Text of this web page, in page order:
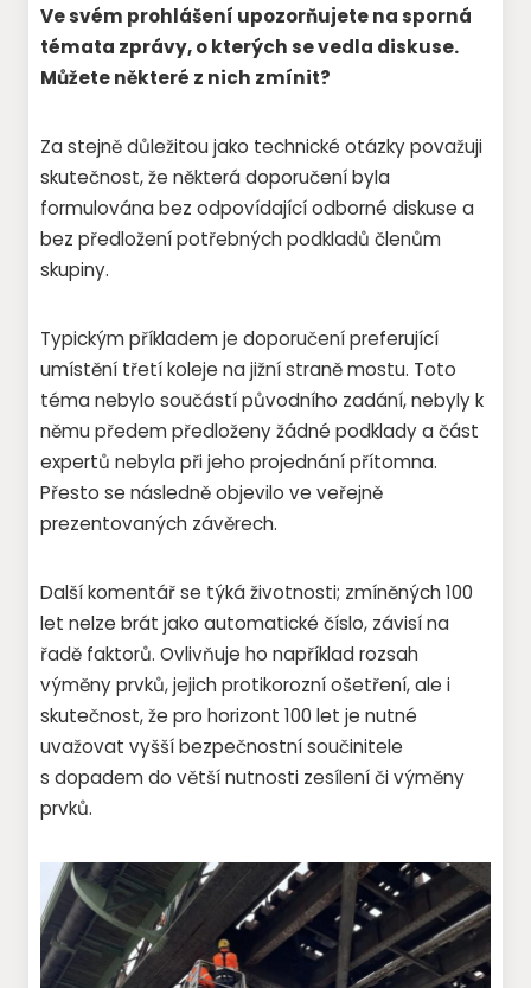
Ve svém prohlášení upozorňujete na sporná
témata zprávy, o kterých se vedla diskuse.
Můžete některé z nich zmínit?
Za stejně důležitou jako technické otázky považuji
skutečnost, že některá doporučení byla
formulována bez odpovídající odborné diskuse a
bez předložení potřebných podkladů členům
skupiny.
Typickým příkladem je doporučení preferující
umístění třetí koleje na jižní straně mostu. Toto
téma nebylo součástí původního zadání, nebyly k
němu předem předloženy žádné podklady a část
expertů nebyla při jeho projednání přítomna.
Přesto se následně objevilo ve veřejně
prezentovaných závěrech.
Další komentář se týká životnosti; zmíněných 100
let nelze brát jako automatické číslo, závisí na
řadě faktorů. Ovlivňuje ho například rozsah
výměny prvků, jejich protikorozní ošetření, ale i
skutečnost, že pro horizont 100 let je nutné
uvažovat vyšší bezpečnostní součinitele
s dopadem do větší nutnosti zesílení či výměny
prvků.